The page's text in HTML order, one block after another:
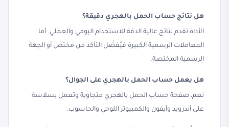
هل نتائج حساب الحمل بالهجري دقيقة؟
الأداة تقدم نتائج عالية الدقة للاستخدام اليومي والعملي. أما
المعاملات الرسمية الكبيرة فيُفضّل التأكد من مختص أو الجهة
الرسمية المختصة.
هل يعمل حساب الحمل بالهجري على الجوال؟
نعم، صفحة حساب الحمل بالهجري متجاوبة وتعمل بسلاسة
على أندرويد وآيفون والكمبيوتر اللوحي والحاسوب.